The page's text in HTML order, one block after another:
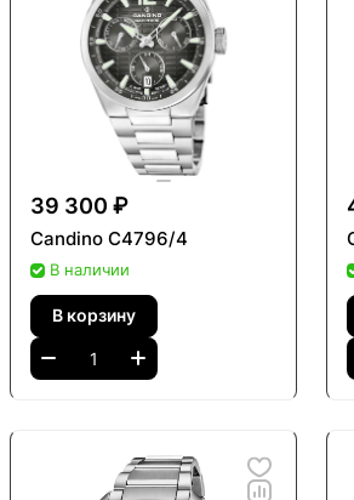
39 300 ₽
Candino C4796/4
В наличии
В корзину